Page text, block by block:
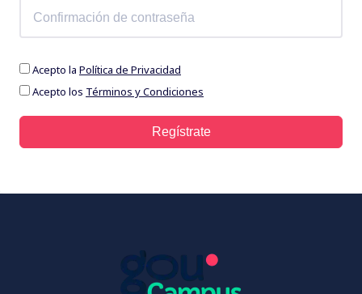
Acepto la Política de Privacidad
Acepto los Términos y Condiciones
Regístrate